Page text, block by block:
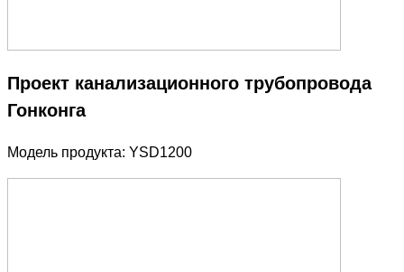
Проект канализационного трубопровода
Гонконга
Модель продукта: YSD1200